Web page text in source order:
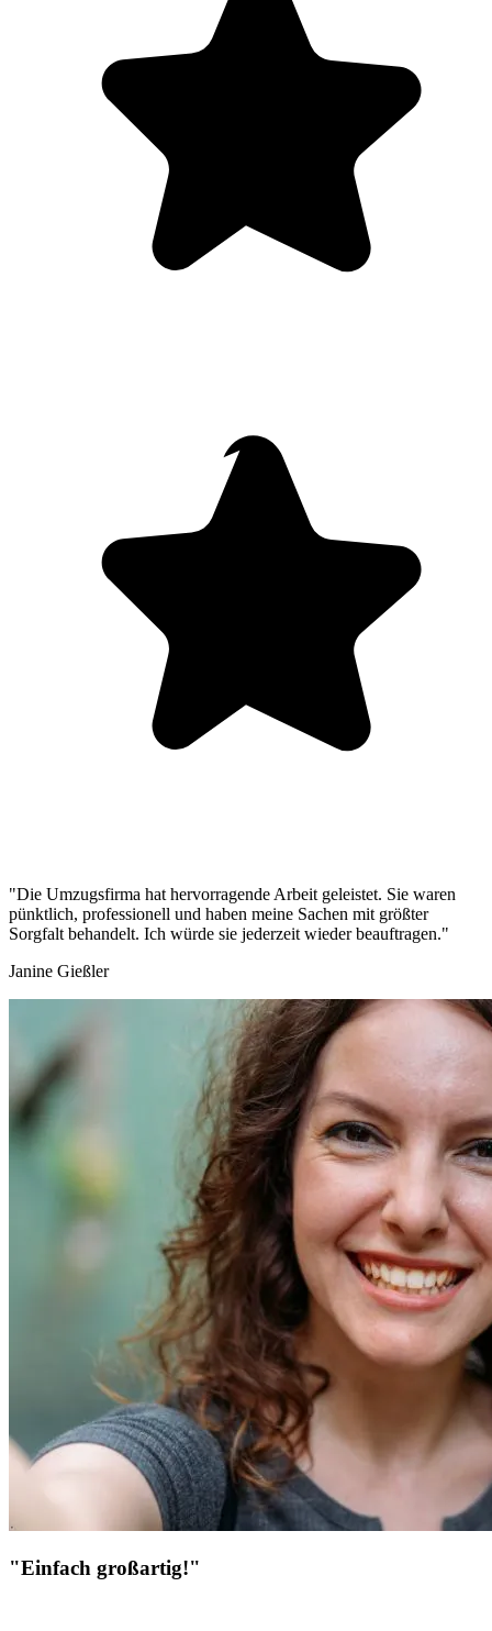
"Die Umzugsfirma hat hervorragende Arbeit geleistet. Sie waren
pünktlich, professionell und haben meine Sachen mit größter
Sorgfalt behandelt. Ich würde sie jederzeit wieder beauftragen."
Janine Gießler
"Einfach großartig!"